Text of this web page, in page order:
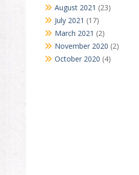
August 2021 (23)
July 2021 (17)
March 2021 (2)
November 2020 (2)
October 2020 (4)